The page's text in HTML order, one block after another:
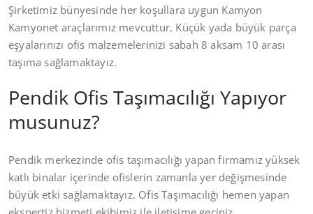
Şirketimiz bünyesinde her koşullara uygun Kamyon
Kamyonet araçlarımız mevcuttur. Küçük yada büyük parça
eşyalarınızı ofis malzemelerinizi sabah 8 aksam 10 arası
taşıma sağlamaktayız.
Pendik Ofis Taşımacılığı Yapıyor
musunuz?
Pendik merkezinde ofis taşımacılığı yapan firmamız yüksek
katlı binalar içerinde ofislerin zamanla yer değişmesinde
büyük etki sağlamaktayız. Ofis Taşımacılığı hemen yapan